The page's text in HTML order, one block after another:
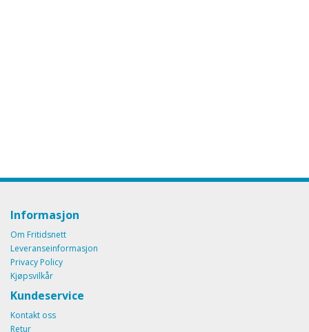
Informasjon
Om Fritidsnett
Leveranseinformasjon
Privacy Policy
Kjøpsvilkår
Kundeservice
Kontakt oss
Retur